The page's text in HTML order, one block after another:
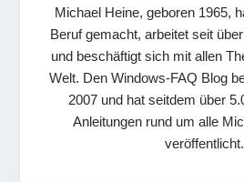
Michael Heine, geboren 1965,
Beruf gemacht, arbeitet seit
und beschäftigt sich mit allen
Welt. Den Windows-FAQ Blog
2007 und hat seitdem über
Anleitungen rund um alle
veröffentlicht.